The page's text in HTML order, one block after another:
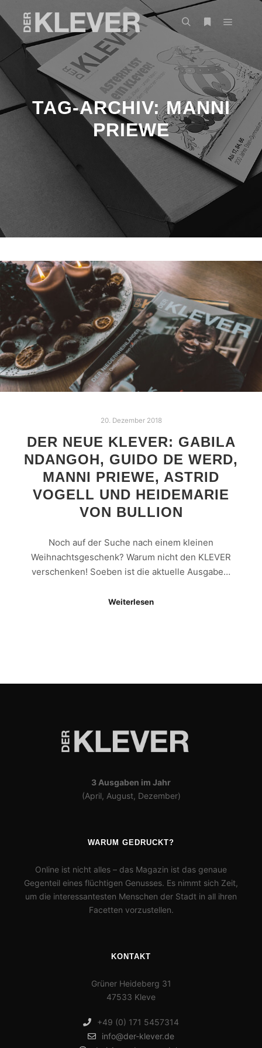
TAG-ARCHIV:MANNI
PRIEWE
20. Dezember 2018
DER NEUE KLEVER: GABILA
NDANGOH, GUIDO DE WERD,
MANNI PRIEWE, ASTRID
VOGELL UND HEIDEMARIE
VON BULLION
Noch auf der Suche nach einem kleinen
Weihnachtsgeschenk? Warum nicht den KLEVER
verschenken! Soeben ist die aktuelle Ausgabe…
Weiterlesen
3 Ausgaben im Jahr
(April, August, Dezember)
WARUM GEDRUCKT?
Online ist nicht alles – das Magazin ist das genaue
Gegenteil eines flüchtigen Genusses. Es nimmt sich Zeit,
um die interessantesten Menschen der Stadt in all ihren
Facetten vorzustellen.
KONTAKT
Grüner Heideberg 31
47533 Kleve
+49 (0) 171 5457314
info@der-klever.de